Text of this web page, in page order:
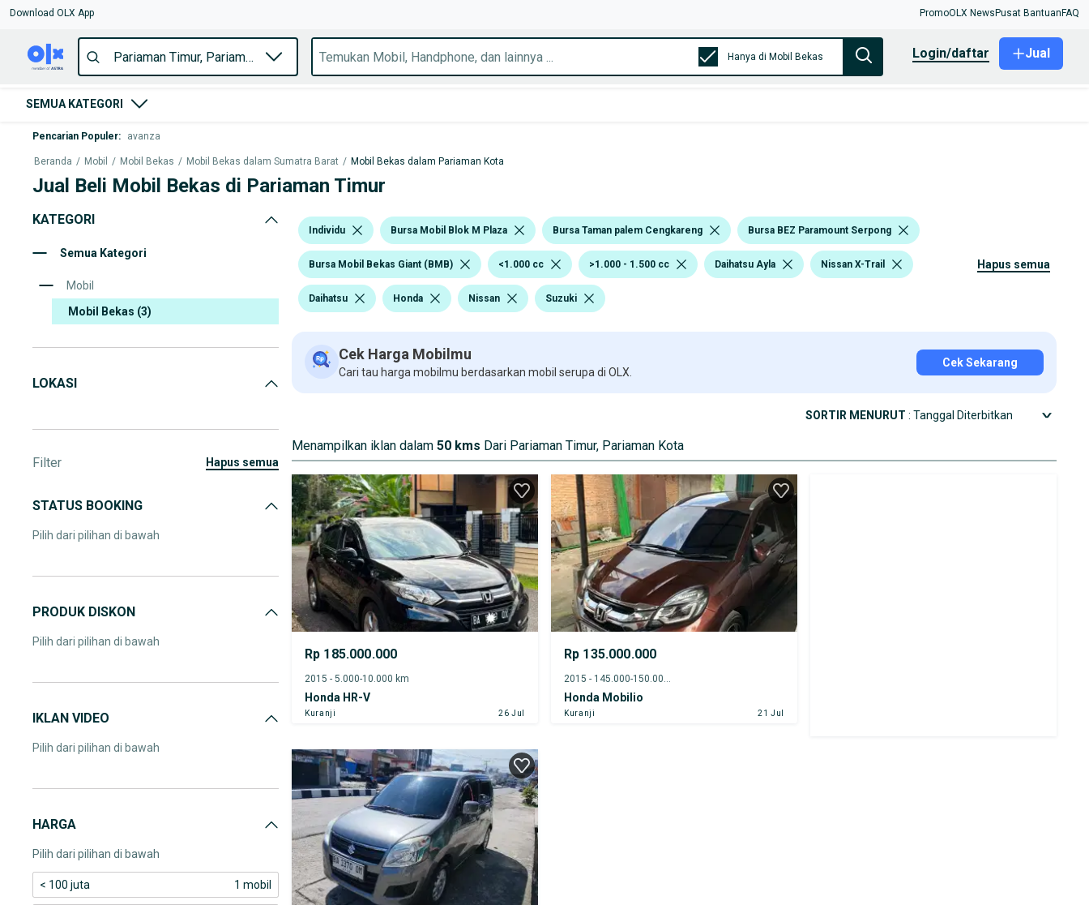
Download OLX App PromoOLX News Pusat Bantuan FAQ
Hanya di Mobil Bekas login/daftar Jual
SEMUA KATEGORI
Pencarian Populer: avanza
Beranda / Mobil / Mobil Bekas / Mobil Bekas dalam Sumatra Barat / Mobil Bekas dalam Pariaman Kota
Jual Beli Mobil Bekas di Pariaman Timur
KATEGORI
Semua Kategori
Mobil
Mobil Bekas (3)
LOKASI
Filter hapus semua
STATUS BOOKING
Pilih dari pilihan di bawah
PRODUK DISKON
Pilih dari pilihan di bawah
IKLAN VIDEO
Pilih dari pilihan di bawah
HARGA
Pilih dari pilihan di bawah
< 100 juta 1 mobil
Individu Bursa Mobil Blok M Plaza Bursa Taman palem Cengkareng Bursa BEZ Paramount Serpong
Bursa Mobil Bekas Giant (BMB) <1.000 cc >1.000 - 1.500 cc Daihatsu Ayla Nissan X-Trail
Daihatsu Honda Nissan Suzuki
hapus semua
Cek Harga Mobilmu
Cari tau harga mobilmu berdasarkan mobil serupa di OLX.
Cek Sekarang
SORTIR MENURUT : Tanggal Diterbitkan
Menampilkan iklan dalam 50 kms Dari Pariaman Timur, Pariaman Kota
Rp 185.000.000
2015 - 5.000-10.000 km
Honda HR-V
Kuranji 26 Jul
Rp 135.000.000
Honda Mobilio
Kuranji 21 Jul